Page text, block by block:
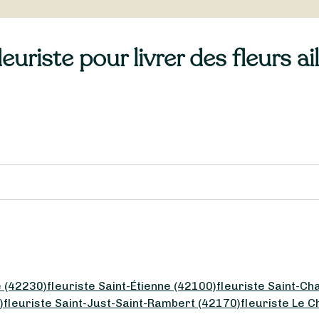
pour livrer des fleurs
(42230)fleuriste Saint-Étienne (42100)fleuriste Saint-
fleuriste Saint-Just-Saint-Rambert (42170)fleuriste Le